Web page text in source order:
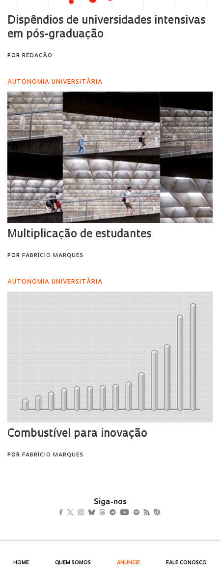
Siga-nos
HOME QUEM SOMOS ANUNCIE FALE CONOSCO